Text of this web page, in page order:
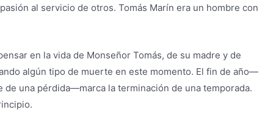
al servicio de otros. Tomás Marín era un hombre con
en la vida de Monseñor Tomás, de su madre y de
algún tipo de muerte en este momento. El fin de año—
una pérdida—marca la terminación de una temporada.